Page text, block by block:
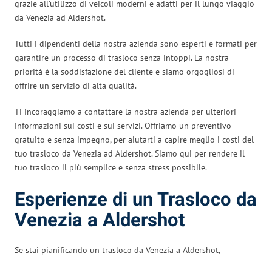
grazie all’utilizzo di veicoli moderni e adatti per il lungo viaggio
da Venezia ad Aldershot.
Tutti i dipendenti della nostra azienda sono esperti e formati per
garantire un processo di trasloco senza intoppi. La nostra
priorità è la soddisfazione del cliente e siamo orgogliosi di
offrire un servizio di alta qualità.
Ti incoraggiamo a contattare la nostra azienda per ulteriori
informazioni sui costi e sui servizi. Offriamo un preventivo
gratuito e senza impegno, per aiutarti a capire meglio i costi del
tuo trasloco da Venezia ad Aldershot. Siamo qui per rendere il
tuo trasloco il più semplice e senza stress possibile.
Esperienze di un Trasloco da
Venezia a Aldershot
Se stai pianificando un trasloco da Venezia a Aldershot,